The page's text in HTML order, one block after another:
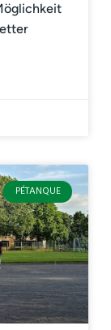
PÉTANQUE